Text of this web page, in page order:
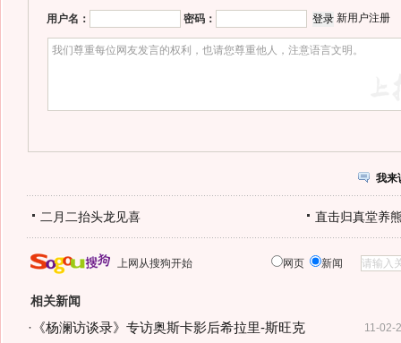
用户名： 密码： 新用户注册
我来
二月二抬头龙见喜 直击归真堂养
上网从搜狗开始 网页 新闻
相关新闻
11-02-
· 《杨澜访谈录》专访奥斯卡影后希拉里-斯旺克